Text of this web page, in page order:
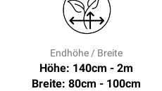
Endhöhe / Breite
Höhe: 140cm - 2m
Breite: 80cm - 100cm